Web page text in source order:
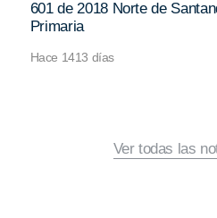
601 de 2018 Norte de
Primaria
Hace 1413 días
Ver todas las